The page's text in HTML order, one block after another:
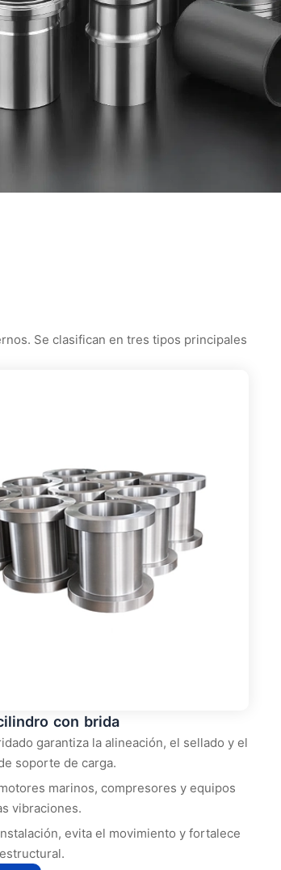
Se clasifican en tres tipos principales
con brida
garantiza la alineación, el sellado y el
soporte de carga.
marinos, compresores y equipos
vibraciones.
evita el movimiento y fortalece